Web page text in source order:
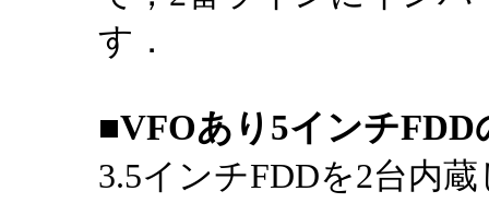
す．
■VFOあり5インチFDD
3.5インチFDDを2台内